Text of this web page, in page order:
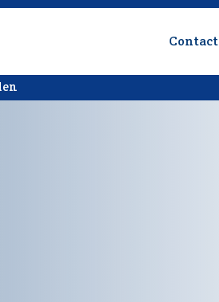
Contact